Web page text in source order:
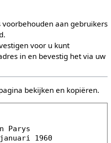
aan gebruikers
voor u kunt
in en bevestig het via uw
bekijken en kopiëren.